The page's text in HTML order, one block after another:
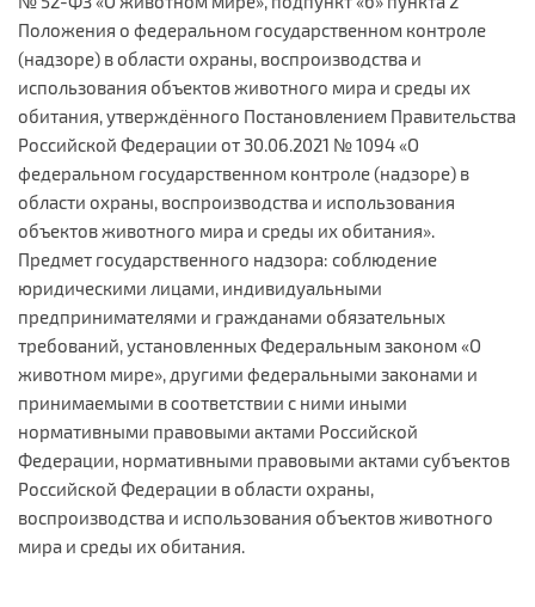
Положения о федеральном государственном контроле
(надзоре) в области охраны, воспроизводства и
использования объектов животного мира и среды их
обитания, утверждённого Постановлением Правительства
Российской Федерации от 30.06.2021 № 1094 «О
федеральном государственном контроле (надзоре) в
области охраны, воспроизводства и использования
объектов животного мира и среды их обитания».
Предмет государственного надзора: соблюдение
юридическими лицами, индивидуальными
предпринимателями и гражданами обязательных
требований, установленных Федеральным законом «О
животном мире», другими федеральными законами и
принимаемыми в соответствии с ними иными
нормативными правовыми актами Российской
Федерации, нормативными правовыми актами субъектов
Российской Федерации в области охраны,
воспроизводства и использования объектов животного
мира и среды их обитания.